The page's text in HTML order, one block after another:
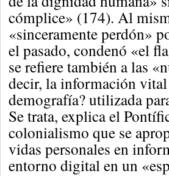
cómplice» (174). Al
«sinceramente perdón»
el pasado, condenó «el
se refiere también a las
decir, la información
demografía? utilizada
Se trata, explica el
colonialismo que se
vidas personales en
entorno digital en un